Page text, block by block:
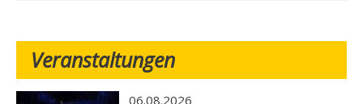
Veranstaltungen
06.08.2026